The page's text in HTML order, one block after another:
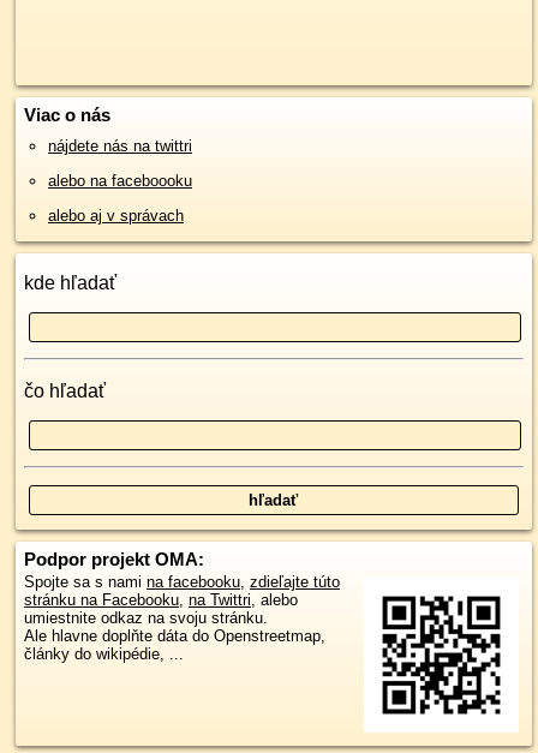
Viac o nás
nájdete nás na twittri
alebo na faceboooku
alebo aj v správach
kde hľadať
čo hľadať
Podpor projekt OMA:
Spojte sa s nami na facebooku, zdieľajte túto
stránku na Facebooku, na Twittri, alebo
umiestnite odkaz na svoju stránku.
Ale hlavne doplňte dáta do Openstreetmap,
články do wikipédie, ...